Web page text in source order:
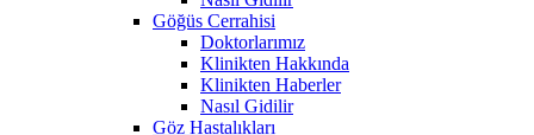
Göğüs Cerrahisi
Doktorlarımız
Klinikten Hakkında
Klinikten Haberler
Nasıl Gidilir
Göz Hastalıkları